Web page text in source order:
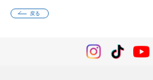
戻る